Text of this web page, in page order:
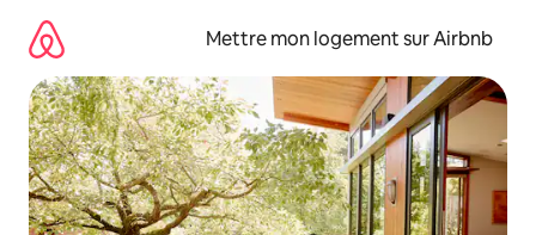
directement
contenu
Mettre mon logement sur Airbnb